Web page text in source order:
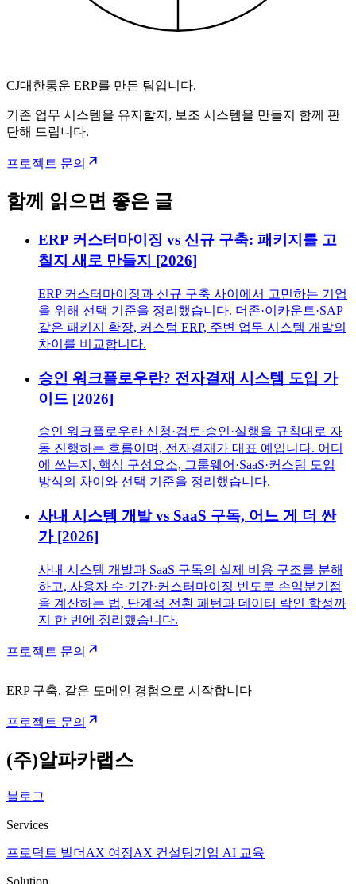
CJ대한통운 ERP를 만든 팀입니다.
기존 업무 시스템을 유지할지, 보조 시스템을 만들지 함께 판
단해 드립니다.
프로젝트 문의
함께 읽으면 좋은 글
ERP 커스터마이징 vs 신규 구축: 패키지를 고
칠지 새로 만들지 [2026]
ERP 커스터마이징과 신규 구축 사이에서 고민하는 기업
을 위해 선택 기준을 정리했습니다. 더존·이카운트·SAP
같은 패키지 확장, 커스텀 ERP, 주변 업무 시스템 개발의
차이를 비교합니다.
승인 워크플로우란? 전자결재 시스템 도입 가
이드 [2026]
승인 워크플로우란 신청·검토·승인·실행을 규칙대로 자
동 진행하는 흐름이며, 전자결재가 대표 예입니다. 어디
에 쓰는지, 핵심 구성요소, 그룹웨어·SaaS·커스텀 도입
방식의 차이와 선택 기준을 정리했습니다.
사내 시스템 개발 vs SaaS 구독, 어느 게 더 싼
가 [2026]
사내 시스템 개발과 SaaS 구독의 실제 비용 구조를 분해
하고, 사용자 수·기간·커스터마이징 빈도로 손익분기점
을 계산하는 법, 단계적 전환 패턴과 데이터 락인 함정까
지 한 번에 정리했습니다.
프로젝트 문의
ERP 구축, 같은 도메인 경험으로 시작합니다
프로젝트 문의
(주)알파카랩스
블로그
Services
프로덕트 빌더 AX 여정AX 컨설팅기업 AI 교육
Solution